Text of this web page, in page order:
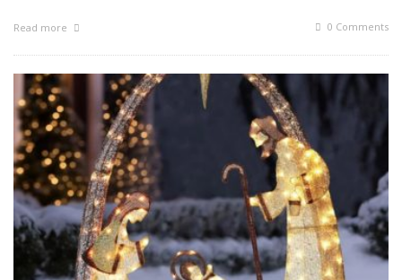
Read more 0 Comments